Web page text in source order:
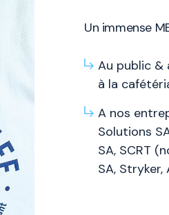
Un immense
Au public &
à la
A nos
Solutions
SA, SCRT
SA, Stryker,